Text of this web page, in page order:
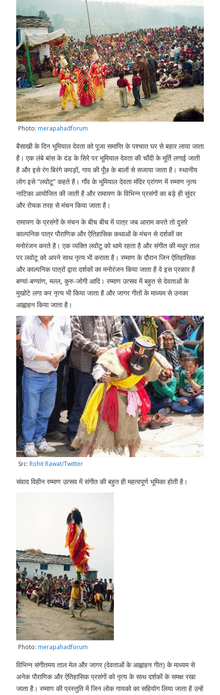
Photo: merapahadforum
बैसाखी के दिन भूमियाल देवता को पूजा समाप्ति के पश्चात घर से बहार लाया जाता
है। एक लंबे बांस के दंड के सिरे पर भूमियाल देवता की चाँदी के मूर्ति लगाई जाती
है और इसे रंग बिरंगे कपड़ों, गाय की पूँछ के बालों से सजाया जाता है। स्थानीय
लोग इसे “लवोटू” कहते है। गाँव के भूमियाल देवता मंदिर प्रांगण में रम्माण नृत्य
नाटिका आयोजित की जाती है और रामायण के विभिन्न प्रसंगों का बड़े ही सुंदर
और रोचक तरह से मंचन किया जाता है।
रामायण के प्रसंगों के मंचन के बीच बीच में पात्र जब आराम करते तो दूसरे
काल्पनिक पात्र पौराणिक और ऐतिहासिक कथाओं के मंचन से दर्शकों का
मनोरंजन करते है। एक व्यक्ति लवोटू को थामे रहता है और संगीत की मधुर ताल
पर लवोटू को अपने साथ नृत्य भी कराता है। रम्माण के दौरान जिन ऐतिहासिक
और काल्पनिक पात्रों द्वारा दर्शकों का मनोरंजन किया जाता है वे इस प्रकार है
बण्यां-बण्यांण, मल्ल, कुरु-जोगी आदि। रम्माण उत्सव में बहुत से देवताओं के
मुखोटे लगा कर नृत्य भी किया जाता है और जागर गीतों के माध्यम से उनका
आह्वाहन किया जाता है।
Src: Rohit Rawat/Twitter
संवाद विहीन रम्माण उत्सव में संगीत की बहुत ही महत्वपूर्ण भूमिका होती है।
Photo: merapahadforum
विभिन्न संगीतमय ताल मेल और जागर (देवताओं के आह्वाहन गीत) के माध्यम से
अनेक पौराणिक और ऐतिहासिक प्रसंगों को नृत्य के साथ दर्शकों के समक्ष रखा
जाता है। रम्माण की प्रस्तुति में जिन लोक गायको का सहियोग लिया जाता है उन्हें